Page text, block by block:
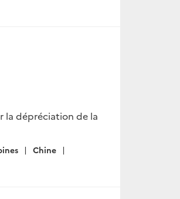
la dépréciation de la
Chine